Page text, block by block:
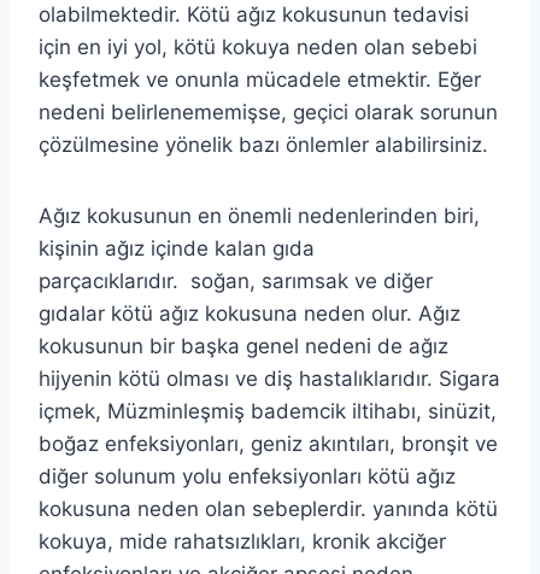
olabilmektedir. Kötü ağız kokusunun tedavisi
için en iyi yol, kötü kokuya neden olan sebebi
keşfetmek ve onunla mücadele etmektir. Eğer
nedeni belirlenememişse, geçici olarak sorunun
çözülmesine yönelik bazı önlemler alabilirsiniz.
Ağız kokusunun en önemli nedenlerinden biri,
kişinin ağız içinde kalan gıda
parçacıklarıdır. soğan, sarımsak ve diğer
gıdalar kötü ağız kokusuna neden olur. Ağız
kokusunun bir başka genel nedeni de ağız
hijyenin kötü olması ve diş hastalıklarıdır. Sigara
içmek, Müzminleşmiş bademcik iltihabı, sinüzit,
boğaz enfeksiyonları, geniz akıntıları, bronşit ve
diğer solunum yolu enfeksiyonları kötü ağız
kokusuna neden olan sebeplerdir. yanında kötü
kokuya, mide rahatsızlıkları, kronik akciğer